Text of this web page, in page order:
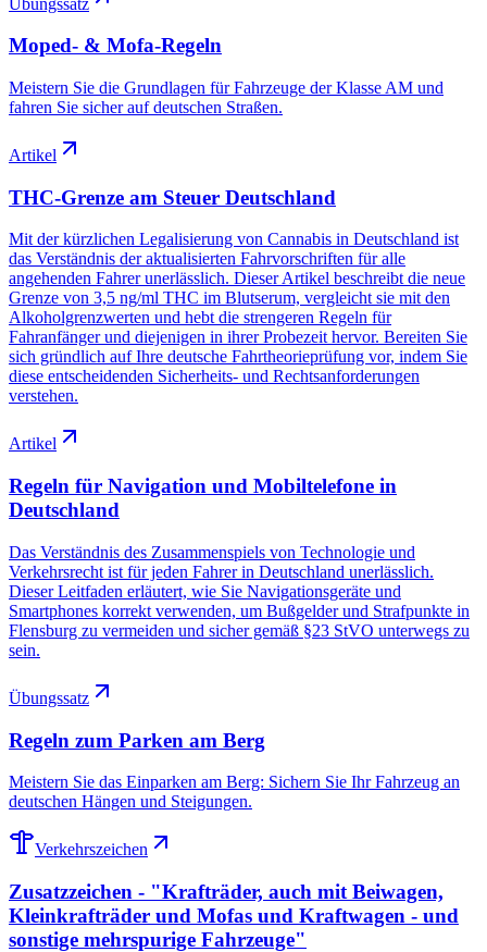
Moped- & Mofa-Regeln
Meistern Sie die Grundlagen für Fahrzeuge der Klasse AM und
fahren Sie sicher auf deutschen Straßen.
Artikel
THC-Grenze am Steuer Deutschland
Mit der kürzlichen Legalisierung von Cannabis in Deutschland ist
das Verständnis der aktualisierten Fahrvorschriften für alle
angehenden Fahrer unerlässlich. Dieser Artikel beschreibt die neue
Grenze von 3,5 ng/ml THC im Blutserum, vergleicht sie mit den
Alkoholgrenzwerten und hebt die strengeren Regeln für
Fahranfänger und diejenigen in ihrer Probezeit hervor. Bereiten Sie
sich gründlich auf Ihre deutsche Fahrtheorieprüfung vor, indem Sie
diese entscheidenden Sicherheits- und Rechtsanforderungen
verstehen.
Artikel
Regeln für Navigation und Mobiltelefone in
Deutschland
Das Verständnis des Zusammenspiels von Technologie und
Verkehrsrecht ist für jeden Fahrer in Deutschland unerlässlich.
Dieser Leitfaden erläutert, wie Sie Navigationsgeräte und
Smartphones korrekt verwenden, um Bußgelder und Strafpunkte in
Flensburg zu vermeiden und sicher gemäß §23 StVO unterwegs zu
sein.
Übungssatz
Regeln zum Parken am Berg
Meistern Sie das Einparken am Berg: Sichern Sie Ihr Fahrzeug an
deutschen Hängen und Steigungen.
Verkehrszeichen
Zusatzzeichen - "Krafträder, auch mit Beiwagen,
Kleinkrafträder und Mofas und Kraftwagen - und
sonstige mehrspurige Fahrzeuge"